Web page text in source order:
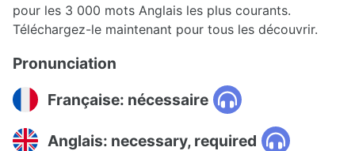
pour les 3 000 mots Anglais les plus courants.
Téléchargez-le maintenant pour tous les découvrir.
Pronunciation
Française: nécessaire
Anglais: necessary, required